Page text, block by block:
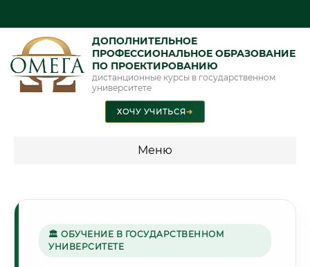
ДОПОЛНИТЕЛЬНОЕ
ПРОФЕССИОНАЛЬНОЕ ОБРАЗОВАНИЕ
ПО ПРОЕКТИРОВАНИЮ
дистанционные курсы в государственном
университете
ХОЧУ УЧИТЬСЯ➜
Меню
🏛 ОБУЧЕНИЕ В ГОСУДАРСТВЕННОМ
УНИВЕРСИТЕТЕ